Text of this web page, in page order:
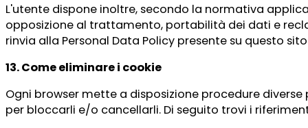
L'utente dispone inoltre, secondo la normativa
opposizione al trattamento, portabilità dei dati e
rinvia alla Personal Data Policy presente su questo
13. Come eliminare i cookie
Ogni browser mette a disposizione procedure
per bloccarli e/o cancellarli. Di seguito trovi i